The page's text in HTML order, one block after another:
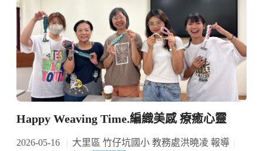
Happy Weaving Time.編織美感 療癒心靈
2026-05-16
大里區 竹仔坑國小 教務處洪曉凌 報導